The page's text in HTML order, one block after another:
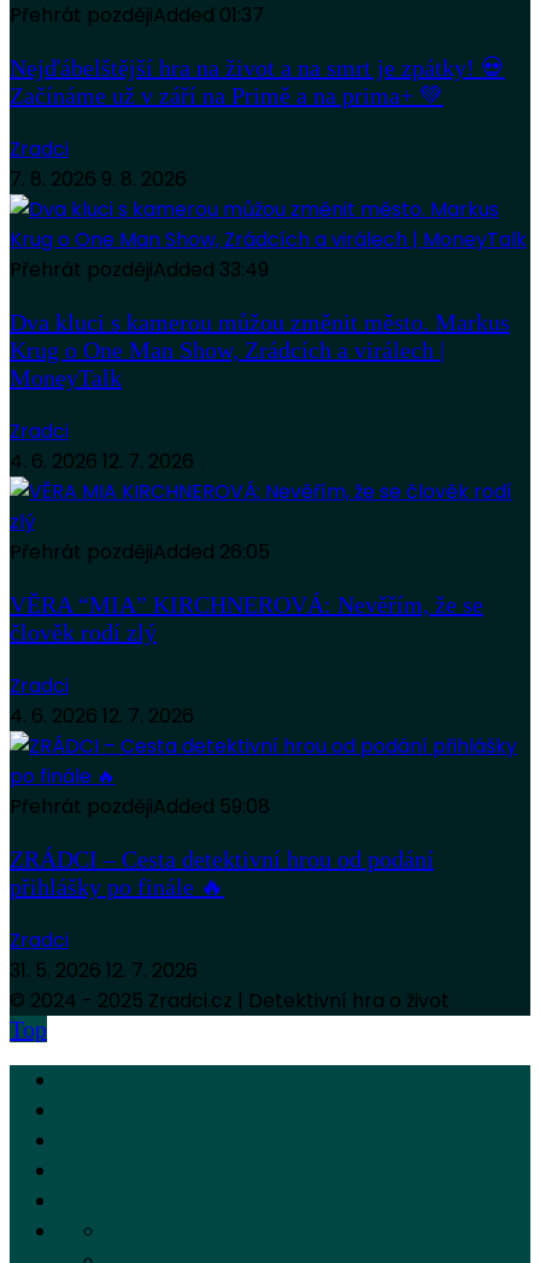
Přehrát pozdějiAdded 01:37
Nejďábelštější hra na život a na smrt je zpátky! 💀
Začínáme už v září na Primě a na prima+ 💚
Zradci
7. 8. 2026 9. 8. 2026
Přehrát pozdějiAdded 33:49
Dva kluci s kamerou můžou změnit město. Markus
Krug o One Man Show, Zrádcích a virálech |
MoneyTalk
Zradci
4. 6. 2026 12. 7. 2026
Přehrát pozdějiAdded 26:05
VĚRA “MIA” KIRCHNEROVÁ: Nevěřím, že se
člověk rodí zlý
Zradci
4. 6. 2026 12. 7. 2026
Přehrát pozdějiAdded 59:08
ZRÁDCI – Cesta detektivní hrou od podání
přihlášky po finále 🔥
Zradci
31. 5. 2026 12. 7. 2026
© 2024 - 2025 Zradci.cz | Detektivní hra o život
Top